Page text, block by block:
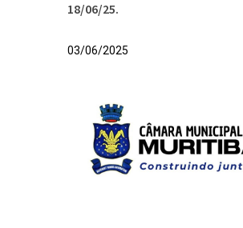
18/06/25.
03/06/2025